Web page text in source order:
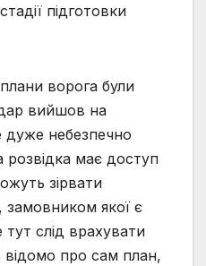
підготовки
ворога були
вийшов на
небезпечно
має доступ
зірвати
якої є
слід врахувати
про сам план,